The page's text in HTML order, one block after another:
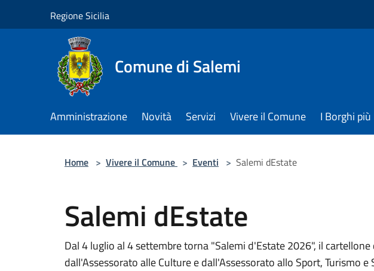
Regione Sicilia
Comune di Salemi
Amministrazione Novità Servizi Vivere il Comune I Borghi
Home > Vivere il Comune > Eventi > Salemi dEstate
Salemi dEstate
Dal 4 luglio al 4 settembre torna "Salemi d'Estate 2026", il
dall'Assessorato alle Culture e dall'Assessorato allo Sport, Turismo e